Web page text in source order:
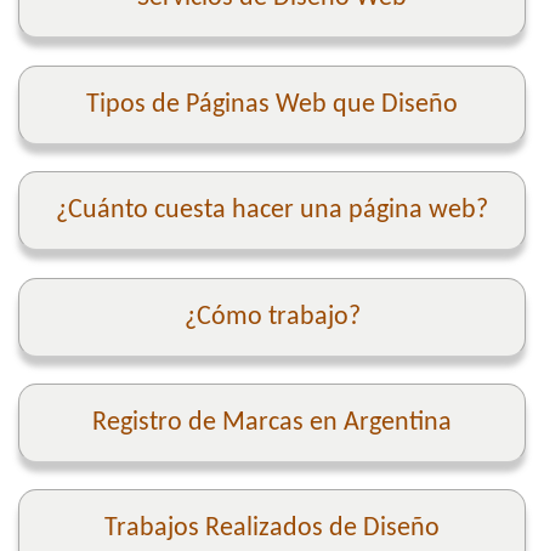
Tipos de Páginas Web que Diseño
¿Cuánto cuesta hacer una página web?
¿Cómo trabajo?
Registro de Marcas en Argentina
Trabajos Realizados de Diseño